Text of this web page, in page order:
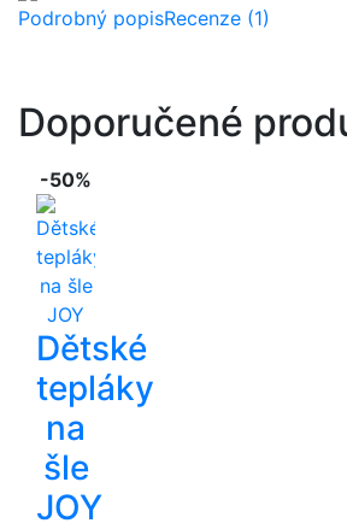
Podrobný popisRecenze (1)
Doporučené
-50%
Dětské
tepláky
na
šle
JOY